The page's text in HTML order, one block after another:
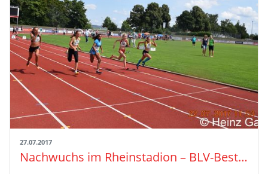
27.07.2017
Nachwuchs im Rheinstadion – BLV-Bestenkämpfe U14 Mehrkampf